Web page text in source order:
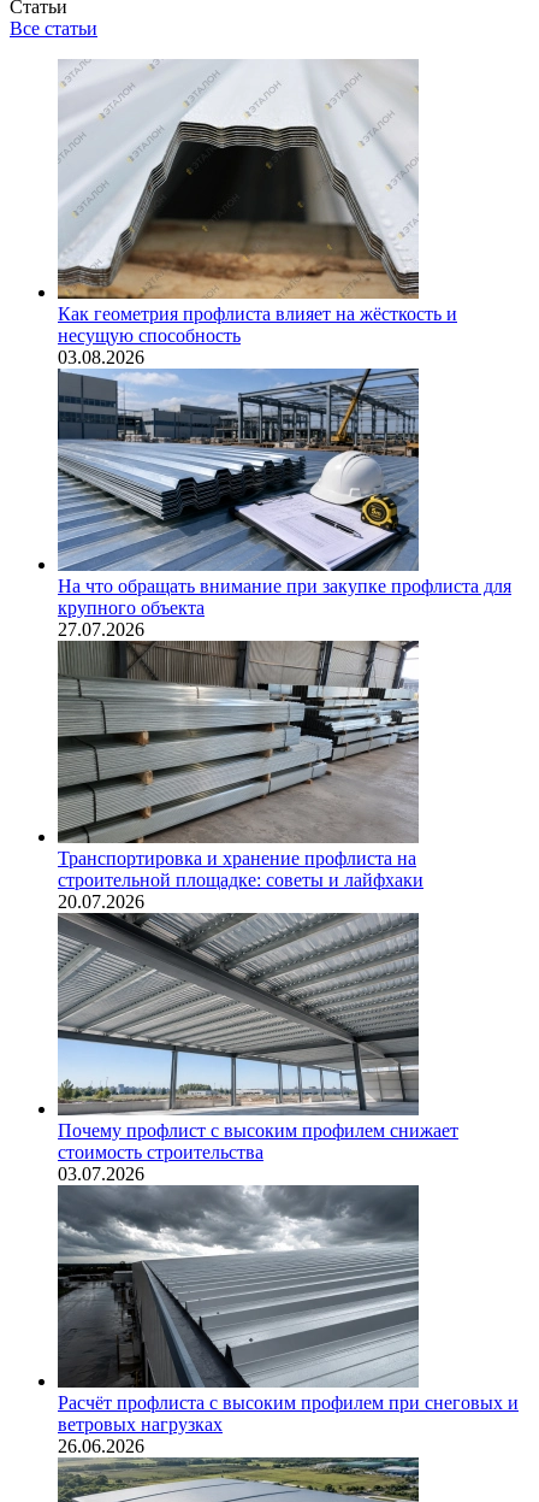
Статьи
Все статьи
Как геометрия профлиста влияет на жёсткость и
несущую способность
03.08.2026
На что обращать внимание при закупке профлиста для
крупного объекта
27.07.2026
Транспортировка и хранение профлиста на
строительной площадке: советы и лайфхаки
20.07.2026
Почему профлист с высоким профилем снижает
стоимость строительства
03.07.2026
Расчёт профлиста с высоким профилем при снеговых и
ветровых нагрузках
26.06.2026